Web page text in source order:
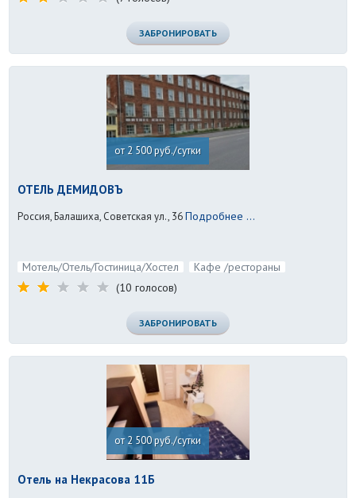
ЗАБРОНИРОВАТЬ
от 2 500 руб./сутки
ОТЕЛЬ ДЕМИДОВЪ
Россия, Балашиха, Советская ул., 36Подробнее ...
Мотель/Отель/Гостиница/Хостел
Кафе /рестораны
(10 голосов)
ЗАБРОНИРОВАТЬ
от 2 500 руб./сутки
Отель на Некрасова 11Б